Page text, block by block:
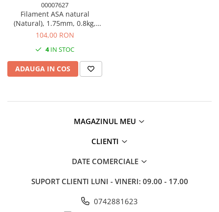
00007627
Filament ASA natural
(Natural), 1.75mm, 0.8kg,
Devil Design, imprimanta 3D
104,00 RON
4IN STOC
ADAUGA IN COS
MAGAZINUL MEU
CLIENTI
DATE COMERCIALE
SUPORT CLIENTI LUNI - VINERI: 09.00 - 17.00
0742881623